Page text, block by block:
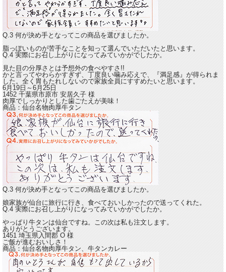
Q.3 何が決め手となってこの商品を選びましたか。
脂っぽいものが苦手なことを知って選んでいただいたと思います。
Q.4 実際にお召し上がりになってみていかがでしたか。
見た目の分厚さとは予想外の食べやすさ!!
かと言ってやわらかすぎず、丁度良い噛み応えで、『満足感』が得られま
した。全く胃もたれしないので家族全員にすすめたいと思います。
6月19日～6月25日
1452 千葉県市原市安居久子様
肉厚でしっかりとした歯ごたえが美味！
商品：仙台名物肉厚牛タン
Q.3 何が決め手となってこの商品を選びましたか。
娘家族が仙台に旅行に行き、食べておいしかったので送ってくれた。
Q.4 実際にお召し上がりになってみていかがでしたか。
やっぱり牛タンは仙台ですね。この次は私も注文します。
ありがとうございます。
1451 埼玉県入間郡O様
ご飯が進むおいしさ！
商品：仙台名物肉厚牛タン、牛タンカレー